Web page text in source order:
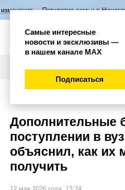
семьи в Нижегородской области
Дополнительные
поступлении в
объяснил, как их
получить
Самые интересные
новости и эксклюзивы —
в нашем канале МАХ
Подписаться